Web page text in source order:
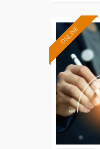
ONLINE
Para
-